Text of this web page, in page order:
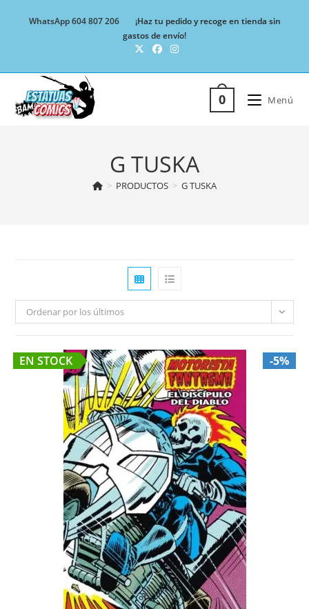
WhatsApp 604 807 206
¡Haz tu pedido y recoge en tienda sin
gastos de envío!
0 Menú
G TUSKA
> PRODUCTOS > G TUSKA
Ordenar por los últimos
EN STOCK -5%